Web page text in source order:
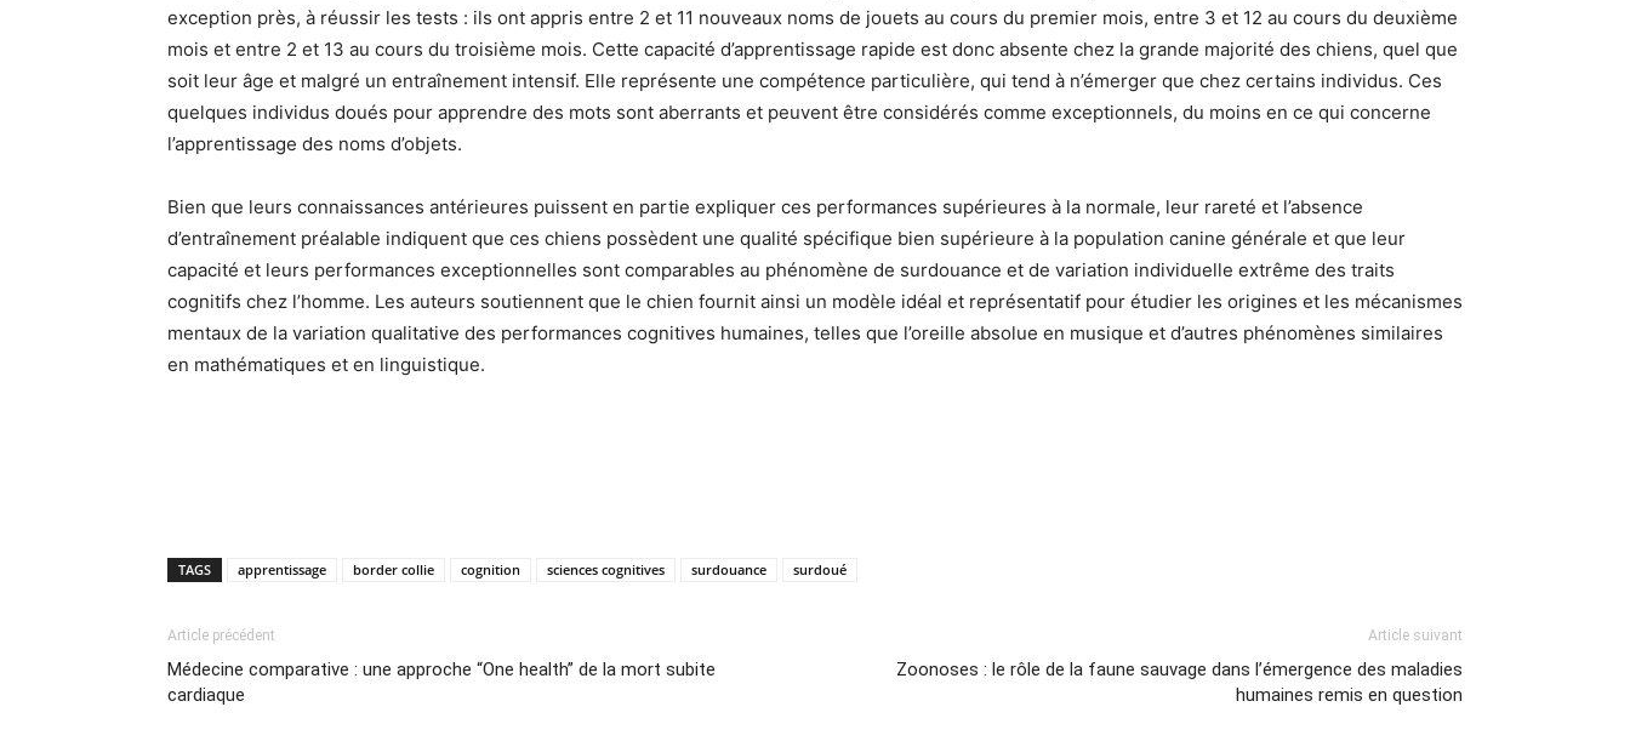
exception près, à réussir les tests : ils ont appris entre 2 et 11 nouveaux noms de jouets au cours du premier mois, entre 3 et 12 au cours du deuxième
mois et entre 2 et 13 au cours du troisième mois. Cette capacité d’apprentissage rapide est donc absente chez la grande majorité des chiens, quel que
soit leur âge et malgré un entraînement intensif. Elle représente une compétence particulière, qui tend à n’émerger que chez certains individus. Ces
quelques individus doués pour apprendre des mots sont aberrants et peuvent être considérés comme exceptionnels, du moins en ce qui concerne
l’apprentissage des noms d’objets.
Bien que leurs connaissances antérieures puissent en partie expliquer ces performances supérieures à la normale, leur rareté et l’absence
d’entraînement préalable indiquent que ces chiens possèdent une qualité spécifique bien supérieure à la population canine générale et que leur
capacité et leurs performances exceptionnelles sont comparables au phénomène de surdouance et de variation individuelle extrême des traits
cognitifs chez l’homme. Les auteurs soutiennent que le chien fournit ainsi un modèle idéal et représentatif pour étudier les origines et les mécanismes
mentaux de la variation qualitative des performances cognitives humaines, telles que l’oreille absolue en musique et d’autres phénomènes similaires
en mathématiques et en linguistique.
TAGS apprentissage border collie cognition sciences cognitives surdouance surdoué
Article précédent
Médecine comparative : une approche “One health” de la mort subite
cardiaque
Article suivant
Zoonoses : le rôle de la faune sauvage dans l’émergence des maladies
humaines remis en question